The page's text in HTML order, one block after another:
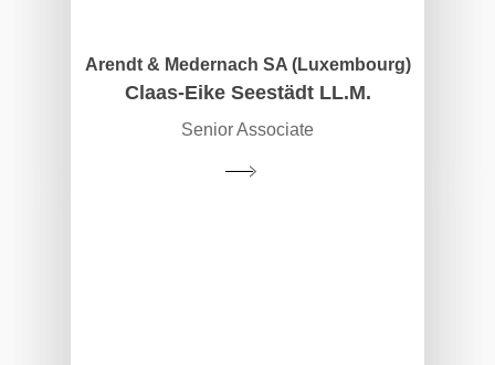
Arendt & Medernach SA (Luxembourg)
Claas-Eike Seestädt LL.M.
Senior Associate